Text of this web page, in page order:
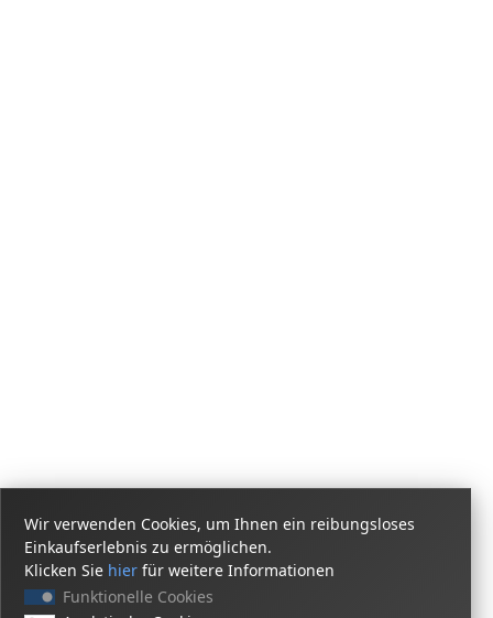
Wir verwenden Cookies, um Ihnen ein reibungsloses
Einkaufserlebnis zu ermöglichen.
Klicken Sie hier für weitere Informationen
Funktionelle Cookies